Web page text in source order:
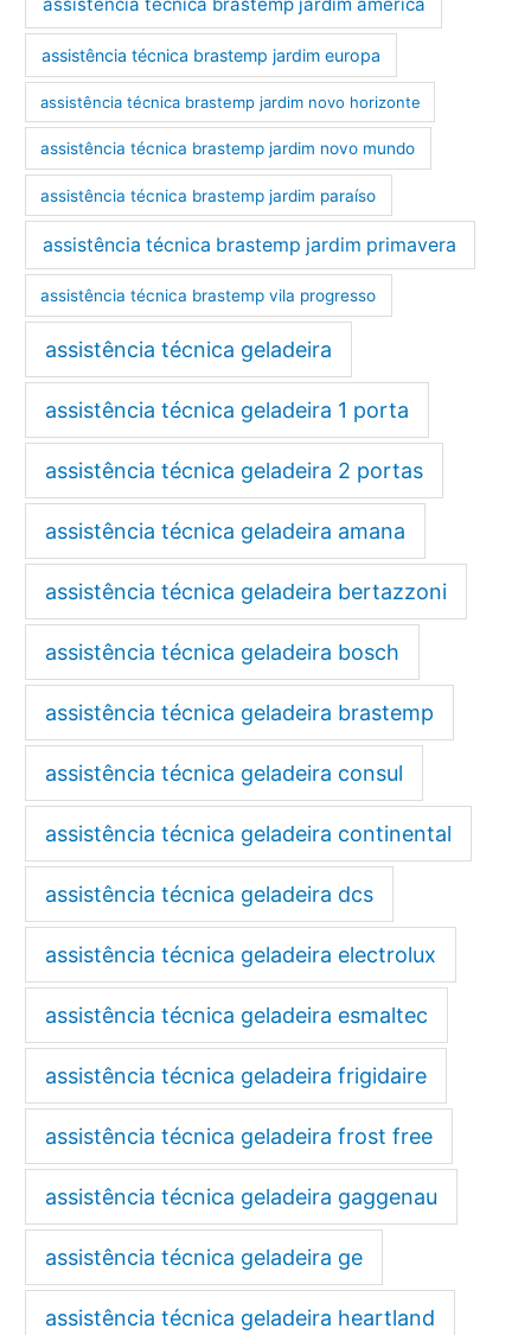
assistência técnica brastemp jardim europa
assistência técnica brastemp jardim novo horizonte
assistência técnica brastemp jardim novo mundo
assistência técnica brastemp jardim paraíso
assistência técnica brastemp jardim primavera
assistência técnica brastemp vila progresso
assistência técnica geladeira
assistência técnica geladeira 1 porta
assistência técnica geladeira 2 portas
assistência técnica geladeira amana
assistência técnica geladeira bertazzoni
assistência técnica geladeira bosch
assistência técnica geladeira brastemp
assistência técnica geladeira consul
assistência técnica geladeira continental
assistência técnica geladeira dcs
assistência técnica geladeira electrolux
assistência técnica geladeira esmaltec
assistência técnica geladeira frigidaire
assistência técnica geladeira frost free
assistência técnica geladeira gaggenau
assistência técnica geladeira ge
assistência técnica geladeira heartland